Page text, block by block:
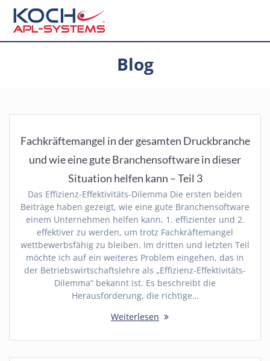
Blog
Fachkräftemangel in der gesamten Druckbranche
und wie eine gute Branchensoftware in dieser
Situation helfen kann – Teil 3
Das Effizienz-Effektivitäts-Dilemma Die ersten beiden
Beiträge haben gezeigt, wie eine gute Branchensoftware
einem Unternehmen helfen kann, 1. effizienter und 2.
effektiver zu werden, um trotz Fachkräftemangel
wettbewerbsfähig zu bleiben. Im dritten und letzten Teil
möchte ich auf ein weiteres Problem eingehen, das in
der Betriebswirtschaftslehre als „Effizienz-Effektivitäts-
Dilemma“ bekannt ist. Es beschreibt die
Herausforderung, die richtige…
Weiterlesen